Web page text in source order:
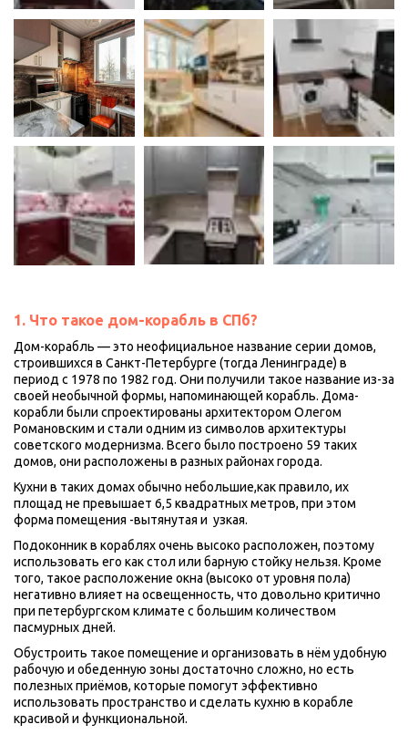
1. Что такое дом-корабль в СПб?
Дом-корабль — это неофициальное название серии домов,
строившихся в Санкт-Петербурге (тогда Ленинграде) в
период с 1978 по 1982 год. Они получили такое название из-за
своей необычной формы, напоминающей корабль. Дома-
корабли были спроектированы архитектором Олегом
Романовским и стали одним из символов архитектуры
советского модернизма. Всего было построено 59 таких
домов, они расположены в разных районах города.
Кухни в таких домах обычно небольшие,как правило, их
площад не превышает 6,5 квадратных метров, при этом
форма помещения -вытянутая и  узкая.
Подоконник в кораблях очень высоко расположен, поэтому
использовать его как стол или барную стойку нельзя. Кроме
того, такое расположение окна (высоко от уровня пола)
негативно влияет на освещенность, что довольно критично
при петербургском климате с большим количеством
пасмурных дней.
Обустроить такое помещение и организовать в нём удобную
рабочую и обеденную зоны достаточно сложно, но есть
полезных приёмов, которые помогут эффективно
использовать пространство и сделать кухню в корабле
красивой и функциональной.